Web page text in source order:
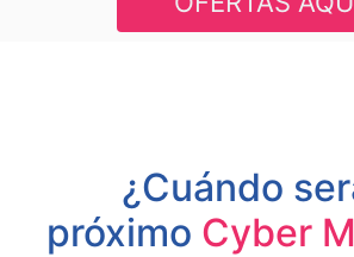
¿Cuándo
próximo Cyber